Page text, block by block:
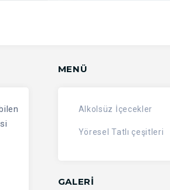
MENÜ
Alkolsüz İçecekler
Yöresel Tatlı çeşitleri
GALERİ